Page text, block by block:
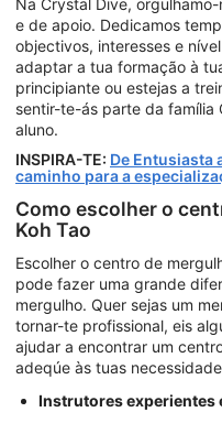
e de apoio. Dedicamos
objectivos, interesses e
adaptar a tua formação à
principiante ou estejas a
sentir-te-ás parte da família
aluno.
INSPIRA-TE: De Entusiasta
caminho para a
Como escolher o
Koh Tao
Escolher o centro de
pode fazer uma grande
mergulho. Quer sejas um
tornar-te profissional, eis
ajudar a encontrar um
adeqúe às tuas
Instrutores experientes